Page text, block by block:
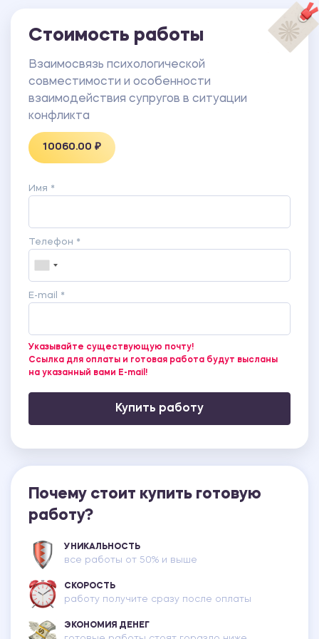
ПРИЛОЖЕНИЕ 3 Сводная таблица результатов по
опроснику «Реакции супругов на конфликт» А.С.
Кочаряна (группа удовлетворенных браком
супружеских пар).
ПРИЛОЖЕНИЕ 4 Сводная таблица результатов по
тесту на поведение в конфликтной ситуации К.
Томаса в адаптации Н.В. Гришиной (группа
удовлетворенных браком супружеских пар).
Стоимость работы
Взаимосвязь психологической
совместимости и особенности
взаимодействия супругов в ситуации
конфликта
10060.00 ₽
Имя *
Телефон *
E-mail *
Указывайте существующую почту!
Ссылка для оплаты и готовая работа будут высланы
на указанный вами E-mail!
Купить работу
Почему стоит купить готовую
работу?
УНИКАЛЬНОСТЬ
все работы от 50% и выше
СКОРОСТЬ
работу получите сразу после оплаты
ЭКОНОМИЯ ДЕНЕГ